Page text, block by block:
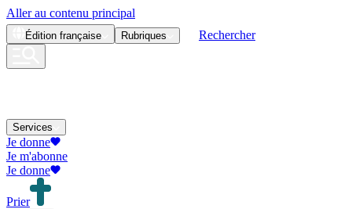
Aller au contenu principal
Édition française Rubriques Rechercher
Services
Je donne
Je m'abonne
Je donne
Prier